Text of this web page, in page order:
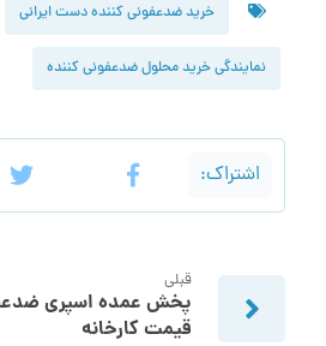
خرید ضدعفونی کننده دست ایرانی
نمایندگی خرید محلول ضدعفونی کننده
قبلی
پخش عمده اسپری
قیمت کارخانه